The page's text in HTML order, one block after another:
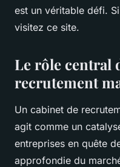
est un véritable défi.
visitez ce site.
Le rôle central
recrutement
Un cabinet de
agit comme un
entreprises en quête
approfondie du